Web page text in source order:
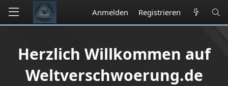
Anmelden Registrieren
Herzlich Willkommen auf
Weltverschwoerung.de